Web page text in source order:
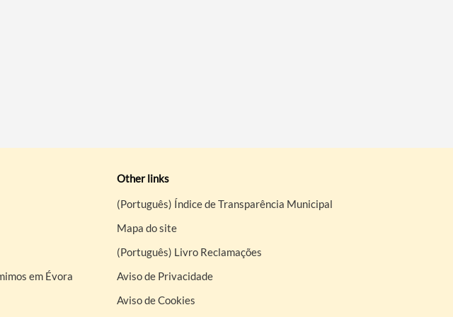
em Évora
Other links
(Português) Índice de Transparência Municipal
Mapa do site
(Português) Livro Reclamações
Aviso de Privacidade
Aviso de Cookies